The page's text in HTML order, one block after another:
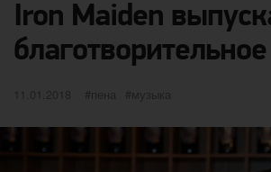
Iron Maiden
Опубликовано
11.01.2018 категории
пена Метки
музыка